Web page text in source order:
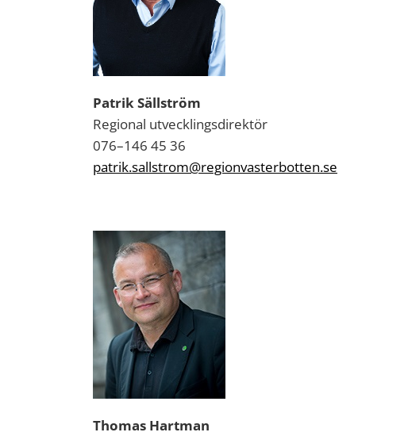
Patrik Sällström
Regional utvecklingsdirektör
076–146 45 36
patrik.sallstrom@regionvasterbotten.se
Thomas Hartman